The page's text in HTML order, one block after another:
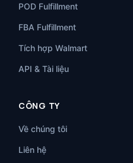
POD Fulfillment
FBA Fulfillment
Tích hợp Walmart
API & Tài liệu
CÔNG TY
Về chúng tôi
Liên hệ